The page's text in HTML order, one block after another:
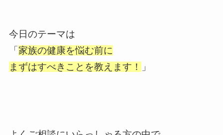
今日のテーマは
「家族の健康を悩む前に
まずはすべきことを教えます！
」